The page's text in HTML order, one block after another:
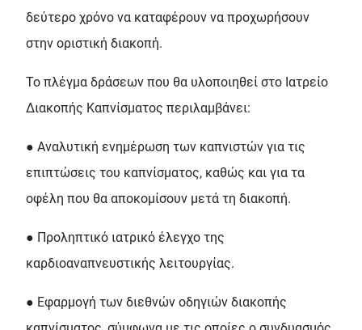
δεύτερο χρόνο να καταφέρουν να προχωρήσουν
στην οριστική διακοπή.
Το πλέγμα δράσεων που θα υλοποιηθεί στο Ιατρείο
Διακοπής Καπνίσματος περιλαμβάνει:
● Αναλυτική ενημέρωση των καπνιστών για τις
επιπτώσεις του καπνίσματος, καθώς και για τα
οφέλη που θα αποκομίσουν μετά τη διακοπή.
● Προληπτικό ιατρικό έλεγχο της
καρδιοαναπνευστικής λειτουργίας.
● Εφαρμογή των διεθνών οδηγιών διακοπής